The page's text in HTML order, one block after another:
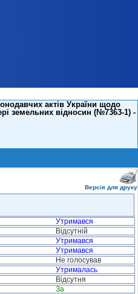
актів України щодо
земельних відносин (№7363-1) -
Версія для друку
Утримався
Відсутній
Утримався
Утримався
Не голосував
Утрималась
Відсутня
За